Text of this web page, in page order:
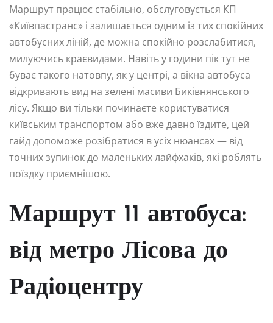
Маршрут працює стабільно, обслуговується КП
«Київпастранс» і залишається одним із тих спокійних
автобусних ліній, де можна спокійно розслабитися,
милуючись краєвидами. Навіть у години пік тут не
буває такого натовпу, як у центрі, а вікна автобуса
відкривають вид на зелені масиви Биківнянського
лісу. Якщо ви тільки починаєте користуватися
київським транспортом або вже давно їздите, цей
гайд допоможе розібратися в усіх нюансах — від
точних зупинок до маленьких лайфхаків, які роблять
поїздку приємнішою.
Маршрут 11 автобуса:
від метро Лісова до
Радіоцентру